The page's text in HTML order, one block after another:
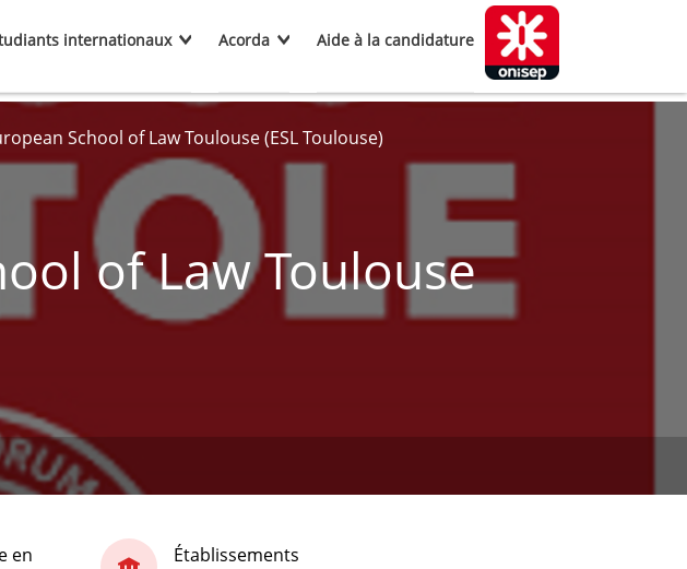
internationaux Acorda Aide à la candidature
School of Law Toulouse (ESL Toulouse)
of Law Toulouse
en Établissements